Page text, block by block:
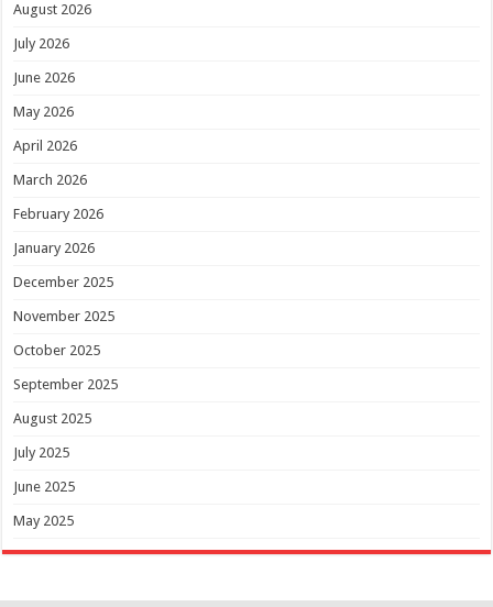
August 2026
July 2026
June 2026
May 2026
April 2026
March 2026
February 2026
January 2026
December 2025
November 2025
October 2025
September 2025
August 2025
July 2025
June 2025
May 2025